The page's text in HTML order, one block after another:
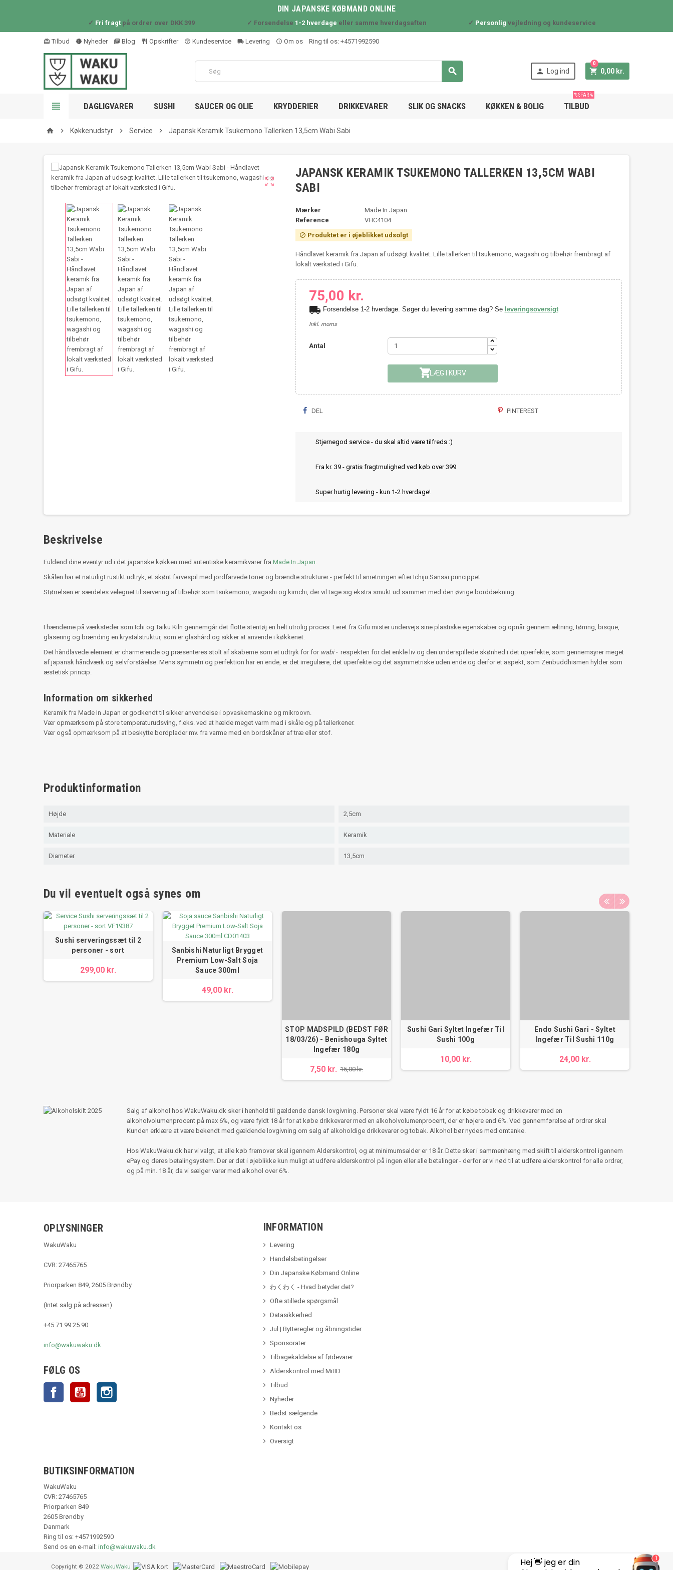
DIN JAPANSKE KØBMAND ONLINE
✓ Fri fragtpå ordrer over DKK 399 ✓ Forsendelse 1-2 hverdage eller samme hverdagsaften ✓ Personlig vejledning og kundeservice
card_giftcard Tilbud new_releases Nyheder library_books Blog restaurant_outline
Opskrifter help_outline Kundeservice local_shipping Levering info_outline Om os Ring til os: +4571992590
  Log ind  0,00 kr.
0
 DAGLIGVARER SUSHI SAUCER OG OLIE KRYDDERIER DRIKKEVARER SLIK OG SNACKS KØKKEN & BOLIG TILBUD
% SPAR %
home  Køkkenudstyr  Service  Japansk Keramik Tsukemono Tallerken 13,5cm Wabi Sabi

JAPANSK KERAMIK TSUKEMONO TALLERKEN 13,5CM WABI
SABI
Mærker
Made In Japan
Reference
VHC4104
 Produktet er i øjeblikket udsolgt
Håndlavet keramik fra Japan af udsøgt kvalitet. Lille tallerken til tsukemono, wagashi og tilbehør frembragt af
lokalt værksted i Gifu.
75,00 kr.
local_shippingForsendelse 1-2 hverdage. Søger du levering samme dag? Se leveringsoversigt
Inkl. moms
Antal
LÆG I KURV
DEL PINTEREST
Stjernegod service - du skal altid være tilfreds :)
Fra kr. 39 - gratis fragtmulighed ved køb over 399
Super hurtig levering - kun 1-2 hverdage!
Beskrivelse
Fuldend dine eventyr ud i det japanske køkken med autentiske keramikvarer fra Made In Japan.
Skålen har et naturligt rustikt udtryk, et skønt farvespil med jordfarvede toner og brændte strukturer - perfekt til anretningen efter Ichiju Sansai princippet.
Størrelsen er særdeles velegnet til servering af tilbehør som tsukemono, wagashi og kimchi, der vil tage sig ekstra smukt ud sammen med den øvrige borddækning.
I hænderne på værksteder som Ichi og Taiku Kiln gennemgår det flotte stentøj en helt utrolig proces. Leret fra Gifu mister undervejs sine plastiske egenskaber og opnår gennem æltning, tørring, bisque,
glasering og brænding en krystalstruktur, som er glashård og sikker at anvende i køkkenet.
Det håndlavede element er charmerende og præsenteres stolt af skaberne som et udtryk for for wabi - respekten for det enkle liv og den underspillede skønhed i det uperfekte, som gennemsyrer meget
af japansk håndværk og selvforståelse. Mens symmetri og perfektion har en ende, er det irregulære, det uperfekte og det asymmetriske uden ende og derfor et aspekt, som Zenbuddhismen hylder som
æstetisk princip.
Information om sikkerhed
Keramik fra Made In Japan er godkendt til sikker anvendelse i opvaskemaskine og mikroovn.
Vær opmærksom på store temperaturudsving, f.eks. ved at hælde meget varm mad i skåle og på tallerkener.
Vær også opmærksom på at beskytte bordplader mv. fra varme med en bordskåner af træ eller stof.
Produktinformation
Højde 2,5cm
Materiale Keramik
Diameter 13,5cm
Du vil eventuelt også synes om
Sushi serveringssæt til 2
personer - sort
299,00 kr.
Sanbishi Naturligt Brygget
Premium Low-Salt Soja
Sauce 300ml
49,00 kr.
STOP MADSPILD (BEDST FØR
18/03/26) - Benishouga Syltet
Ingefær 180g
7,50 kr. 15,00 kr.
Sushi Gari Syltet Ingefær Til
Sushi 100g
10,00 kr.
Endo Sushi Gari - Syltet
Ingefær Til Sushi 110g
24,00 kr.
Salg af alkohol hos WakuWaku.dk sker i henhold til gældende dansk lovgivning. Personer skal være fyldt 16 år for at købe tobak og drikkevarer med en
alkoholvolumenprocent på max 6%, og være fyldt 18 år for at købe drikkevarer med en alkoholvolumenprocent, der er højere end 6%. Ved gennemførelse af ordrer skal
Kunden erklære at være bekendt med gældende lovgivning om salg af alkoholdige drikkevarer og tobak. Alkohol bør nydes med omtanke.
Hos WakuWaku.dk har vi valgt, at alle køb fremover skal igennem Alderskontrol, og at minimumsalder er 18 år. Dette sker i sammenhæng med skift til alderskontrol igennem
ePay og deres betalingsystem. Der er det i øjeblikke kun muligt at udføre alderskontrol på ingen eller alle betalinger - derfor er vi nød til at udføre alderskontrol for alle ordrer,
og på min. 18 år, da vi sælger varer med alkohol over 6%.
OPLYSNINGER
WakuWaku
CVR: 27465765
Priorparken 849, 2605 Brøndby
(Intet salg på adressen)
+45 71 99 25 90
info@wakuwaku.dk
FØLG OS
Facebook YouTube
INFORMATION
Levering
Handelsbetingelser
Din Japanske Købmand Online
わくわく - Hvad betyder det?
Ofte stillede spørgsmål
Datasikkerhed
Jul | Bytteregler og åbningstider
Sponsorater
Tilbagekaldelse af fødevarer
Alderskontrol med MitID
Tilbud
Nyheder
Bedst sælgende
Kontakt os
Oversigt
BUTIKSINFORMATION
WakuWaku
CVR: 27465765
Priorparken 849
2605 Brøndby
Danmark
Ring til os: +4571992590
Send os en e-mail: info@wakuwaku.dk
Copyright © 2022 WakuWaku
Hej 👋 jeg er din
1